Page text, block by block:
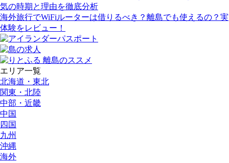
気の時期と理由を徹底分析
海外旅行でWiFiルーターは借りるべき？離島でも使えるの？実
体験をレビュー！
エリア一覧
北海道・東北
関東・北陸
中部・近畿
中国
四国
九州
沖縄
海外